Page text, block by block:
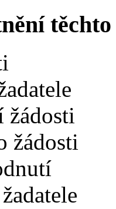
žádosti
žádosti